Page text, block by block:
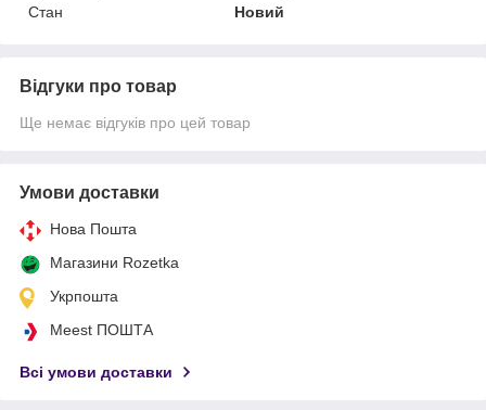
Стан
Новий
Відгуки про товар
Ще немає відгуків про цей товар
Умови доставки
Нова Пошта
Магазини Rozetka
Укрпошта
Meest ПОШТА
Всі умови доставки